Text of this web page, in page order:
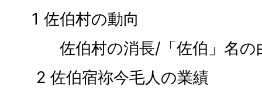
1 佐伯村の動向
佐伯村の消長/「佐伯」名の
2 佐伯宿祢今毛人の業績